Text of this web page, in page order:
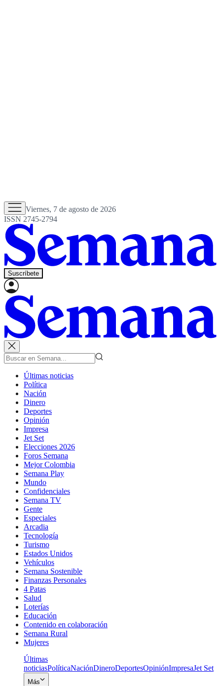
Viernes, 7 de agosto de 2026
ISSN 2745-2794
Suscríbete
Últimas noticias
Política
Nación
Dinero
Deportes
Opinión
Impresa
Jet Set
Elecciones 2026
Foros Semana
Mejor Colombia
Semana Play
Mundo
Confidenciales
Semana TV
Gente
Especiales
Arcadia
Tecnología
Turismo
Estados Unidos
Vehículos
Semana Sostenible
Finanzas Personales
4 Patas
Salud
Loterías
Educación
Contenido en colaboración
Semana Rural
Mujeres
Últimas
noticiasPolíticaNaciónDineroDeportesOpiniónImpresaJet Set
Más